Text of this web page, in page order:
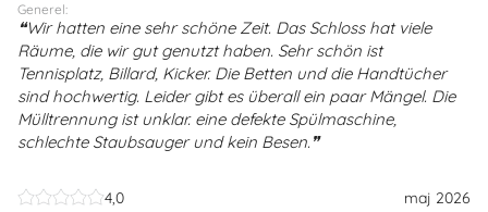
Generel:
Wir hatten eine sehr schöne Zeit. Das Schloss hat viele
Räume, die wir gut genutzt haben. Sehr schön ist
Tennisplatz, Billard, Kicker. Die Betten und die Handtücher
sind hochwertig. Leider gibt es überall ein paar Mängel. Die
Mülltrennung ist unklar. eine defekte Spülmaschine,
schlechte Staubsauger und kein Besen.
4,0 maj 2026